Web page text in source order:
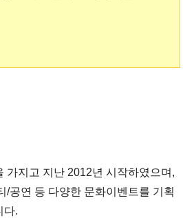
가지고 지난 2012년 시작하였으며,
/공연 등 다양한 문화이벤트를 기획
다.